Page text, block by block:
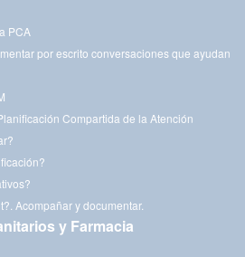
PCA
por escrito conversaciones que ayudan
Compartida de la Atención
Acompañar y documentar.
y Farmacia